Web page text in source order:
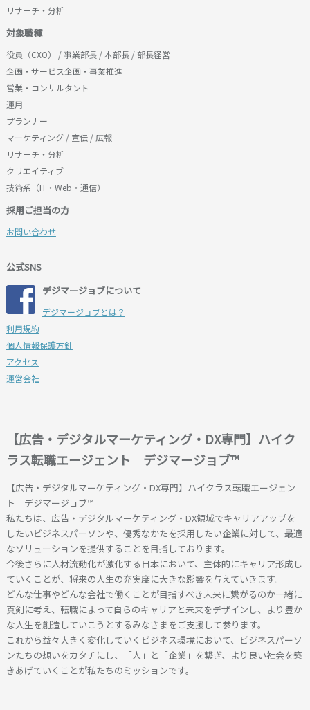
リサーチ・分析
対象職種
役員（CXO） / 事業部長 / 本部長 / 部長経営
企画・サービス企画・事業推進
営業・コンサルタント
運用
プランナー
マーケティング / 宣伝 / 広報
リサーチ・分析
クリエイティブ
技術系（IT・Web・通信）
採用ご担当の方
お問い合わせ
公式SNS
デジマージョブについて
デジマージョブとは？
利用規約
個人情報保護方針
アクセス
運営会社
【広告・デジタルマーケティング・DX専門】ハイク
ラス転職エージェント デジマージョブ™
【広告・デジタルマーケティング・DX専門】ハイクラス転職エージェン
ト デジマージョブ™
私たちは、広告・デジタルマーケティング・DX領域でキャリアアップを
したいビジネスパーソンや、優秀なかたを採用したい企業に対して、最適
なソリューションを提供することを目指しております。
今後さらに人材流動化が激化する日本において、主体的にキャリア形成し
ていくことが、将来の人生の充実度に大きな影響を与えていきます。
どんな仕事やどんな会社で働くことが目指すべき未来に繋がるのか一緒に
真剣に考え、転職によって自らのキャリアと未来をデザインし、より豊か
な人生を創造していこうとするみなさまをご支援して参ります。
これから益々大きく変化していくビジネス環境において、ビジネスパーソ
ンたちの想いをカタチにし、「人」と「企業」を繋ぎ、より良い社会を築
きあげていくことが私たちのミッションです。